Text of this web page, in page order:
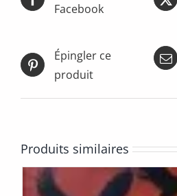
Facebook
Épingler ce
produit
Produits similaires